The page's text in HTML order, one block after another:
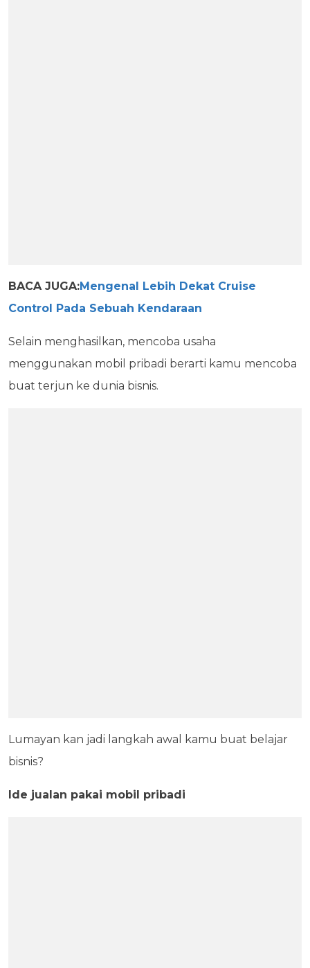
BACA JUGA:Mengenal Lebih Dekat Cruise
Control Pada Sebuah Kendaraan
Selain menghasilkan, mencoba usaha
menggunakan mobil pribadi berarti kamu mencoba
buat terjun ke dunia bisnis.
Lumayan kan jadi langkah awal kamu buat belajar
bisnis?
Ide jualan pakai mobil pribadi